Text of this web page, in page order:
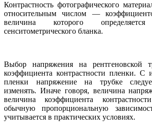
Контрастность фотографического
относительным числом —
величина которого
сенситометрического бланка.
Выбор напряжения на рентгеновской
коэффициента контрастности пленки. С
пленки напряжение на трубке
изменять. Иначе говоря, величина
величина коэффициента
обычную пропорциональную
учитывается в практических условиях.